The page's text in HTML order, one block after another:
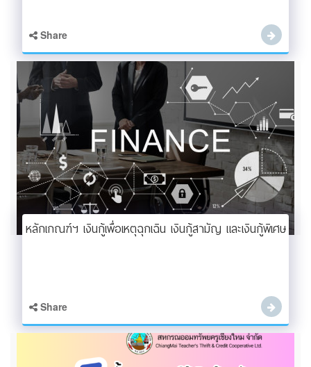
Share
หลักเกณฑ์ฯ เงินกู้เพื่อเหตุฉุกเฉิน เงินกู้สามัญ และเงินกู้พิเศษ
Share